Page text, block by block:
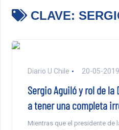
CLAVE:
Diario U Chile 20-05-2019
Sergio Aguiló y rol de la
a tener una completa
Mientras que el presidente de